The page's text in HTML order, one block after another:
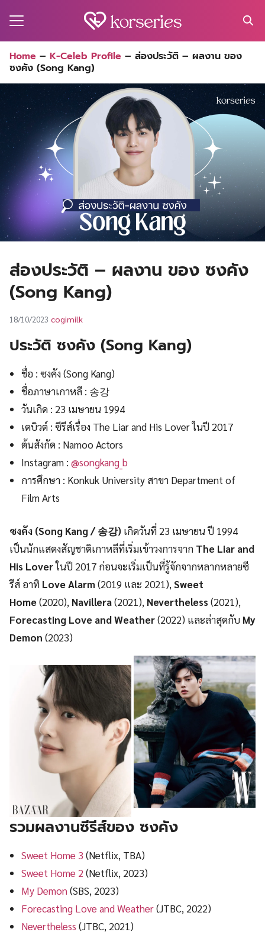
for:
Home – K-Celeb Profile – ส่องประวัติ – ผลงาน ของ
ซงคัง (Song Kang)
ส่องประวัติ – ผลงาน ของ ซงคัง
(Song Kang)
18/10/2023 cogimilk
ประวัติ ซงคัง (Song Kang)
ชื่อ : ซงคัง (Song Kang)
ชื่อภาษาเกาหลี : 송강
วันเกิด : 23 เมษายน 1994
เดบิวต์ : ซีรีส์เรื่อง The Liar and His Lover ในปี 2017
ต้นสังกัด : Namoo Actors
Instagram :@songkang_b
การศึกษา : Konkuk University สาขา Department of
Film Arts
ซงคัง (Song Kang / 송강) เกิดวันที่ 23 เมษายน ปี 1994
เป็นนักแสดงสัญชาติเกาหลีที่เริ่มเข้าวงการจาก The Liar and
His Loverในปี 2017 ก่อนจะเริ่มเป็นที่รู้จักจากหลากหลายซี
รีส์ อาทิ Love Alarm(2019 และ 2021), Sweet
Home(2020), Navillera(2021), Nevertheless(2021),
Forecasting Love and Weather(2022) และล่าสุดกับ My
Demon (2023)
รวมผลงานซีรีส์ของ ซงคัง
Sweet Home 3 (Netflix, TBA)
Sweet Home 2 (Netflix, 2023)
My Demon(SBS, 2023)
Forecasting Love and Weather(JTBC, 2022)
Nevertheless(JTBC, 2021)